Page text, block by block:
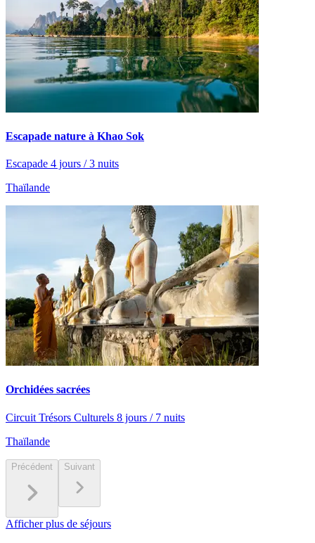
Escapade nature à Khao Sok
Escapade 4 jours / 3 nuits
Thaïlande
Orchidées sacrées
Circuit Trésors Culturels 8 jours / 7 nuits
Thaïlande
Précédent Suivant
Afficher plus de séjours